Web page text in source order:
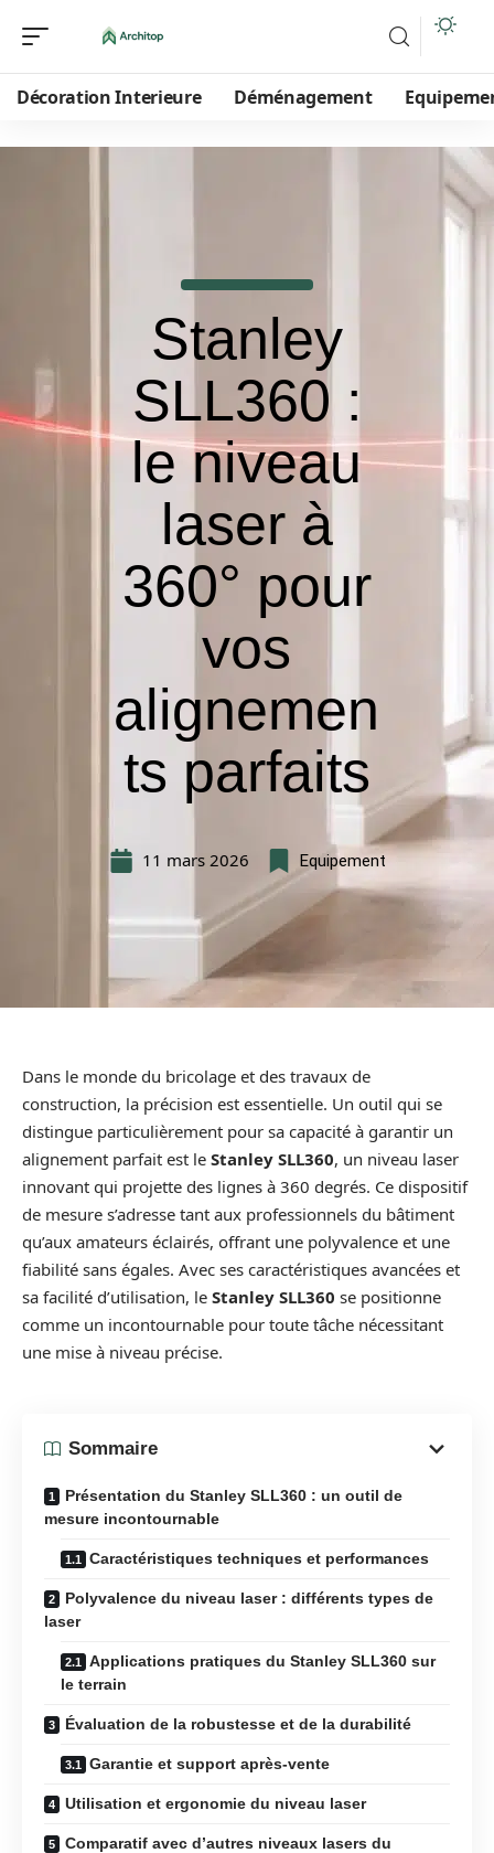
Décoration Interieure Déménagement
Stanley
SLL360 :
le niveau
laser à
360° pour
vos
alignemen
ts parfaits
11 mars 2026 Equipement
Dans le monde du bricolage et des travaux de
construction, la précision est essentielle. Un outil qui se
distingue particulièrement pour sa capacité à garantir un
alignement parfait est le Stanley SLL360, un niveau laser
innovant qui projette des lignes à 360 degrés. Ce dispositif
de mesure s’adresse tant aux professionnels du bâtiment
qu’aux amateurs éclairés, offrant une polyvalence et une
fiabilité sans égales. Avec ses caractéristiques avancées et
sa facilité d’utilisation, le Stanley SLL360 se positionne
comme un incontournable pour toute tâche nécessitant
une mise à niveau précise.
Sommaire
Présentation du Stanley SLL360 : un outil de
mesure incontournable
Caractéristiques techniques et performances
Polyvalence du niveau laser : différents types de
laser
Applications pratiques du Stanley SLL360 sur
le terrain
Évaluation de la robustesse et de la durabilité
Garantie et support après-vente
Utilisation et ergonomie du niveau laser
Comparatif avec d’autres niveaux lasers du